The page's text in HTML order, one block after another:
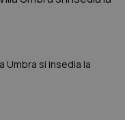
Umbra si insedia la